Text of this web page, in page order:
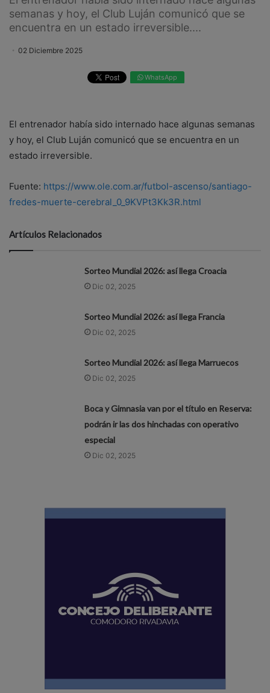
semanas y hoy, el Club Luján comunicó que se
encuentra en un estado irreversible....
02 Diciembre 2025
WhatsApp
El entrenador había sido internado hace algunas semanas
y hoy, el Club Luján comunicó que se encuentra en un
estado irreversible.
Fuente: https://www.ole.com.ar/futbol-ascenso/santiago-
fredes-muerte-cerebral_0_9KVPt3Kk3R.html
Artículos Relacionados
Sorteo Mundial 2026: así llega Croacia
Dic 02, 2025
Sorteo Mundial 2026: así llega Francia
Dic 02, 2025
Sorteo Mundial 2026: así llega Marruecos
Dic 02, 2025
Boca y Gimnasia van por el título en Reserva:
podrán ir las dos hinchadas con operativo
especial
Dic 02, 2025